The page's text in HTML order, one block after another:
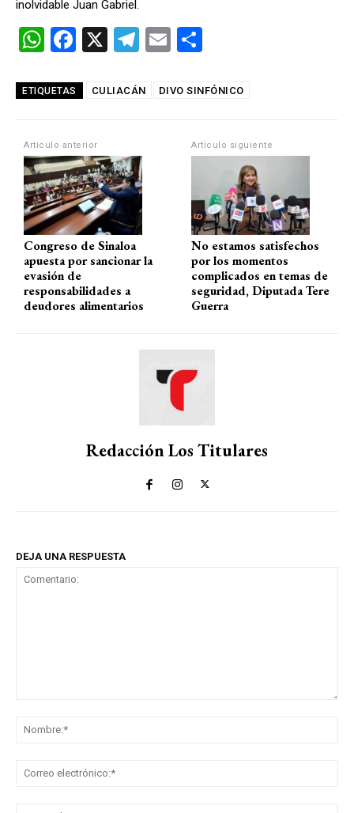
inolvidable Juan Gabriel.
W
at
A
p
p
F
ce
o
o
k
X
T
e
m
E
ail m
ar
tir
ETIQUETAS CULIACÁN DIVO SINFÓNICO
Artículo anterior
Congreso de Sinaloa
apuesta por sancionar la
evasión de
responsabilidades a
deudores alimentarios
Artículo siguiente
No estamos satisfechos
por los momentos
complicados en temas de
seguridad, Diputada Tere
Guerra
Redacción Los Titulares
DEJA UNA RESPUESTA